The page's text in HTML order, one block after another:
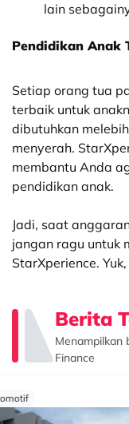
lain
Pendidikan Anak
Setiap orang tua
terbaik untuk
dibutuhkan
menyerah.
membantu Anda
pendidikan anak.
Jadi, saat
jangan ragu untuk
StarXperience.
Berita
Menampilkan
Finance
Beralih ke Hybrid?